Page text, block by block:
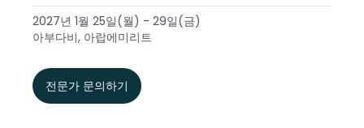
2027년 1월 25일(월) - 29일(금)
아부다비, 아랍에미리트
전문가 문의하기